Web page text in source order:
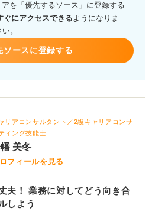
かない場合、どのように職務経歴
えてください。歴が短くても、私
ことをアピールしたいです。
を「優先するソース」に登録する
ぐにアクセスできるようになりま
。
ソースに登録する
リアコンサルタント／2級キャリアコンサ
ィング技能士
美冬
フィールを見る
夫！ 業務に対してどう向き合
しよう